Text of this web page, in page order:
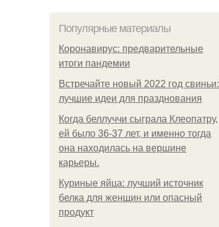
Популярные материалы
Коронавирус: предварительные
итоги пандемии
Встречайте новый 2022 год свиньи:
лучшие идеи для празднования
Когда беллуччи сыграла Клеопатру,
ей было 36-37 лет, и именно тогда
она находилась на вершине
карьеры.
Куриные яйца: лучший источник
белка для женщин или опасный
продукт